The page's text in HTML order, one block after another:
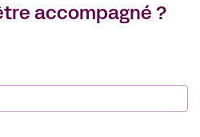
accompagné ?